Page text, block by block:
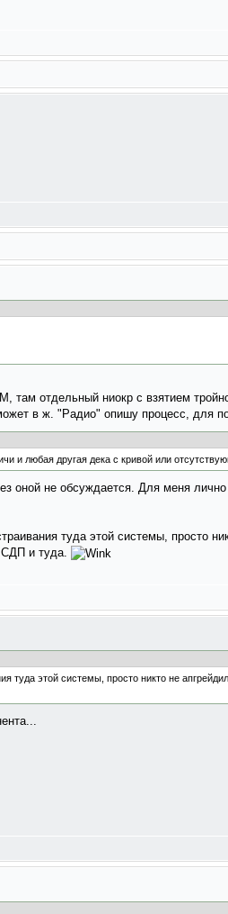
там отдельный ниокр с взятием
в ж. "Радио" опишу процесс, для
и любая другая дека с кривой или
оной не обсуждается. Для меня
туда этой системы, просто
СДП и туда.
туда этой системы, просто никто не